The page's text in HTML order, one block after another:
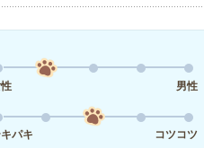
男性
パキ
コツコツ